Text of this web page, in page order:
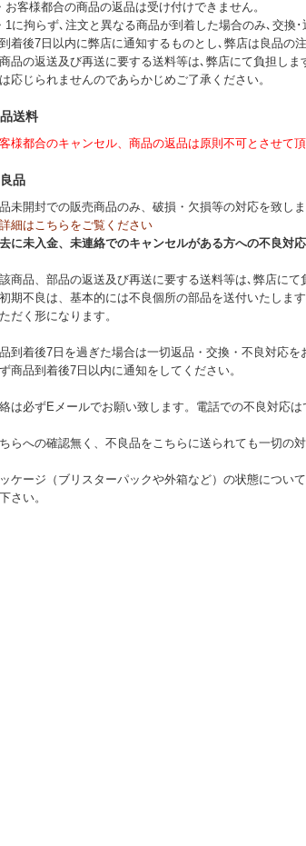
お客様都合の商品の返品は受け付けできません。
1に拘らず､注文と異なる商品が到着した場合のみ､交換
着後7日以内に弊店に通知するものとし､弊店は良品の
品の返送及び再送に要する送料等は､弊店にて負担し
応じられませんのであらかじめご了承ください。
送料
様都合のキャンセル、商品の返品は原則不可とさせて頂
品
未開封での販売商品のみ、破損・欠損等の対応を致しま
細はこちらをご覧ください
に未入金、未連絡でのキャンセルがある方への不良対
商品、部品の返送及び再送に要する送料等は､弊店にて
期不良は、基本的には不良個所の部品を送付いたしま
だく形になります。
到着後7日を過ぎた場合は一切返品・交換・不良対応を
商品到着後7日以内に通知をしてください。
は必ずEメールでお願い致します。電話での不良対応は
らへの確認無く、不良品をこちらに送られても一切の
ケージ（ブリスターパックや外箱など）の状態につい
さい。